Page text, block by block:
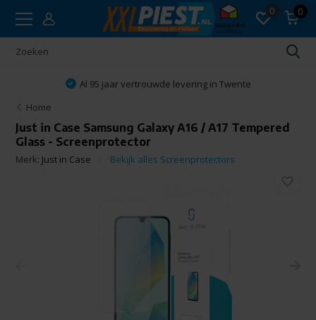
0 0
Al 95 jaar vertrouwde levering in Twente
Home
Just in Case Samsung Galaxy A16 / A17 Tempered
Glass - Screenprotector
Merk: Just in Case Bekijk alles Screenprotectors